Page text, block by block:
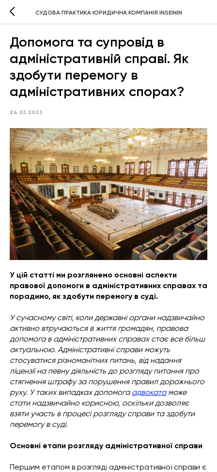
СУДОВА ПРАКТИКА ЮРИДИЧНА КОМПАНІЯ INSEININ
Допомога та супровід в
адміністративній справі. Як
здобути перемогу в
адміністративних спорах?
24.03.2023
У цій статті ми розглянемо основні аспекти
правової допомоги в адміністративних справах та
порадимо, як здобути перемогу в суді.
У сучасному світі, коли державні органи надзвичайно
активно втручаються в життя громадян, правова
допомога в адміністративних справах стає все більш
актуальною. Адміністративні справи можуть
стосуватися різноманітних питань, від надання
ліцензії на певну діяльність до розгляду питання про
стягнення штрафу за порушення правил дорожнього
руху. У таких випадках допомога адвокатаможе
стати надзвичайно корисною, оскільки дозволяє
взяти участь в процесі розгляду справи та здобути
перемогу в суді.
Основні етапи розгляду адміністративної справи
Першим етапом в розгляді адміністративної справи є